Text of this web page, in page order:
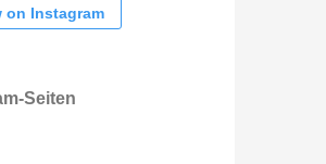
on Instagram
Seiten